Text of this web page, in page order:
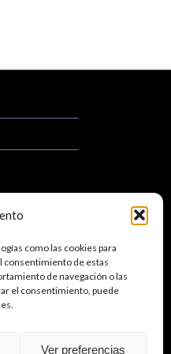
como las cookies para
consentimiento de estas
de navegación o las
el consentimiento, puede
Ver preferencias